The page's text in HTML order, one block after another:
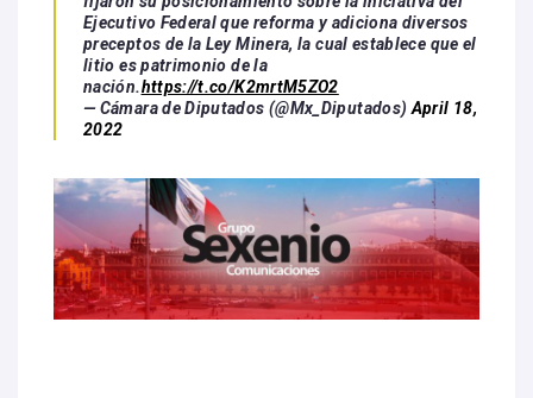
Ejecutivo Federal que reforma y adiciona diversos
preceptos de la Ley Minera, la cual establece que el
litio es patrimonio de la
nación.https://t.co/K2mrtM5ZO2
— Cámara de Diputados (@Mx_Diputados) April 18,
2022